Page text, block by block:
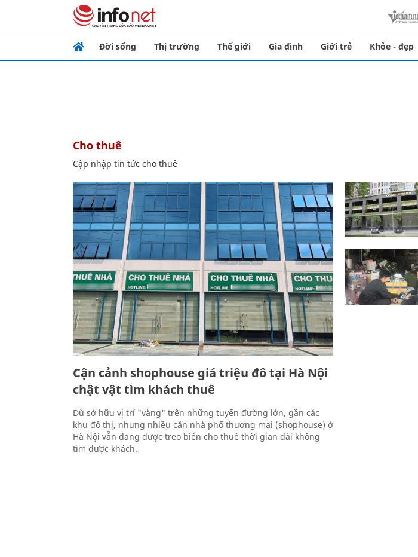
Đời sống Thị trường Thế giới Gia đình Giới trẻ Khỏe - đẹp
cho thuê
Cập nhập tin tức cho thuê
Cận cảnh shophouse giá triệu đô tại Hà Nội
chật vật tìm khách thuê
Dù sở hữu vị trí "vàng" trên những tuyến đường lớn, gần các
khu đô thị, nhưng nhiều căn nhà phố thương mại (shophouse) ở
Hà Nội vẫn đang được treo biển cho thuê thời gian dài không
tìm được khách.